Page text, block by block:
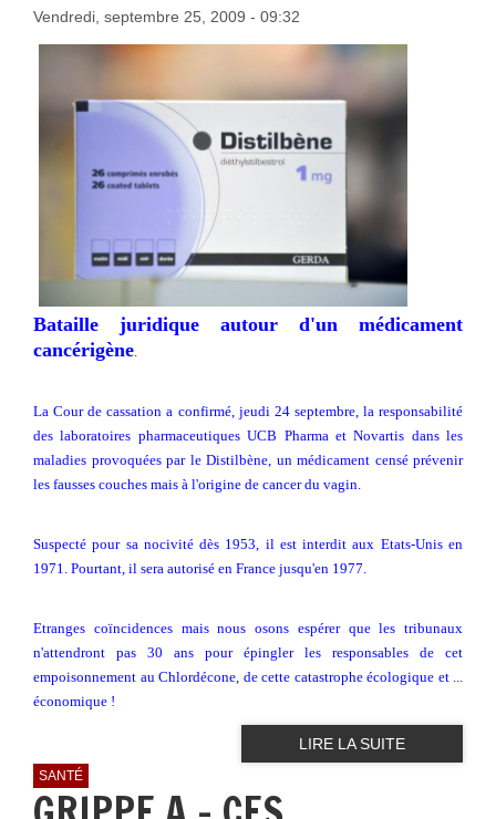
Vendredi, septembre 25, 2009 - 09:32
Bataille juridique autour d'un médicament
cancérigène
La Cour de cassation a confirmé, jeudi 24 septembre, la responsabilité
des laboratoires pharmaceutiques UCB Pharma et Novartis dans les
maladies provoquées par le Distilbène, un médicament censé prévenir
les fausses couches mais à l'origine de cancer du vagin.
Suspecté pour sa nocivité dès 1953, il est interdit aux Etats-Unis en
1971. Pourtant, il sera autorisé en France jusqu'en 1977.
Etranges coïncidences mais nous osons espérer que les tribunaux
n'attendront pas 30 ans pour épingler les responsables de cet
empoisonnement au Chlordécone, de cette catastrophe écologique et ...
économique !
LIRE LA SUITE
SANTÉ